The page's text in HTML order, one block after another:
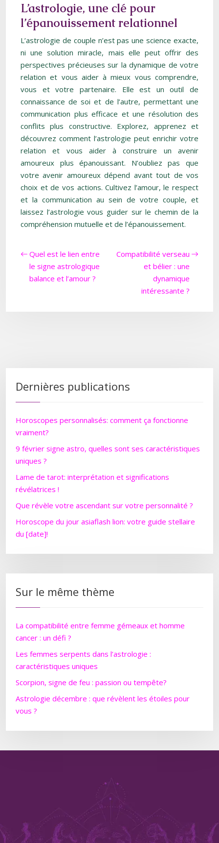
L’astrologie, une clé pour
l’épanouissement relationnel
L’astrologie de couple n’est pas une science exacte,
ni une solution miracle, mais elle peut offrir des
perspectives précieuses sur la dynamique de votre
relation et vous aider à mieux vous comprendre,
vous et votre partenaire. Elle est un outil de
connaissance de soi et de l’autre, permettant une
communication plus efficace et une résolution des
conflits plus constructive. Explorez, apprenez et
découvrez comment l’astrologie peut enrichir votre
relation et vous aider à construire un avenir
amoureux plus épanouissant. N’oubliez pas que
votre avenir amoureux dépend avant tout de vos
choix et de vos actions. Cultivez l’amour, le respect
et la communication au sein de votre couple, et
laissez l’astrologie vous guider sur le chemin de la
compréhension mutuelle et de l’épanouissement.
Quel est le lien entre
le signe astrologique
balance et l’amour ?
Compatibilité verseau
et bélier : une
dynamique
intéressante ?
Dernières publications
Horoscopes personnalisés: comment ça fonctionne
vraiment?
9 février signe astro, quelles sont ses caractéristiques
uniques ?
Lame de tarot: interprétation et significations
révélatrices !
Que révèle votre ascendant sur votre personnalité ?
Horoscope du jour asiaflash lion: votre guide stellaire
du [date]!
Sur le même thème
La compatibilité entre femme gémeaux et homme
cancer : un défi ?
Les femmes serpents dans l’astrologie :
caractéristiques uniques
Scorpion, signe de feu : passion ou tempête?
Astrologie décembre : que révèlent les étoiles pour
vous ?